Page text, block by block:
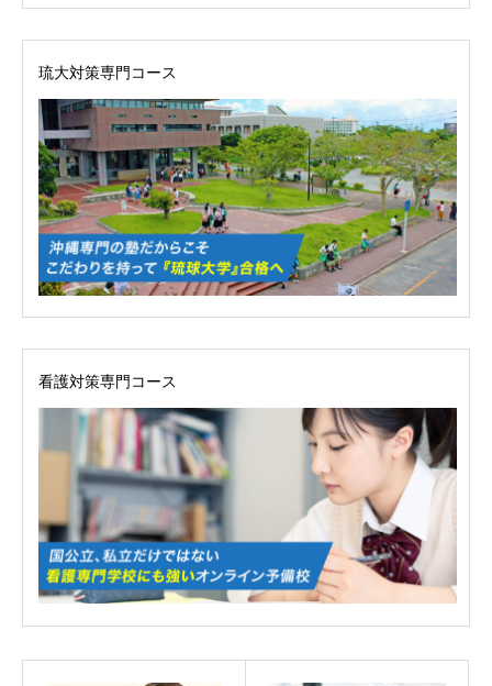
琉大対策専門コース
看護対策専門コース